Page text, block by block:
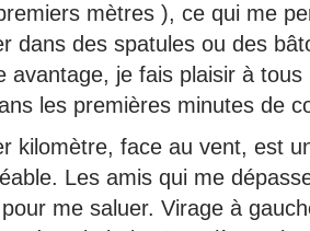
mètres ), ce qui me
dans des spatules ou des
avantage, je fais plaisir à
les premières minutes de
kilomètre, face au vent, est
Les amis qui me
pour me saluer. Virage à